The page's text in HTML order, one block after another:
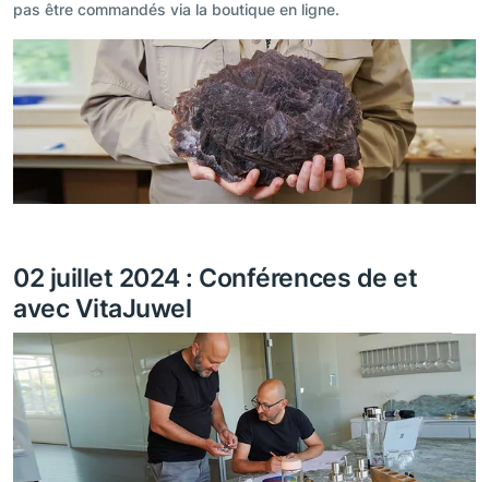
pas être commandés via la boutique en ligne.
02 juillet 2024 : Conférences de et
avec VitaJuwel